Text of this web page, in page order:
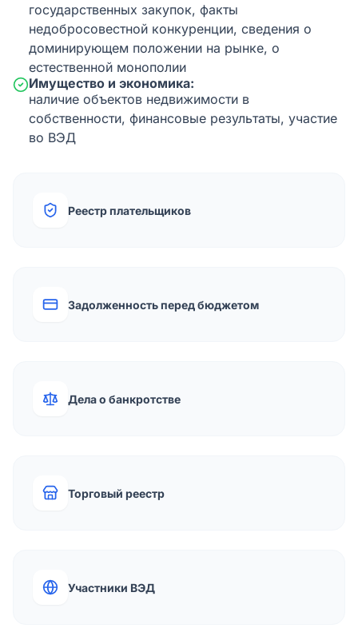
государственных закупок, факты
недобросовестной конкуренции, сведения о
доминирующем положении на рынке, о
естественной монополии
Имущество и экономика:
наличие объектов недвижимости в
собственности, финансовые результаты, участие
во ВЭД
Реестр плательщиков
Задолженность перед бюджетом
Дела о банкротстве
Торговый реестр
Участники ВЭД